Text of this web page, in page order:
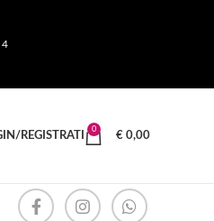
4
REGISTRATI
0
€ 0,00